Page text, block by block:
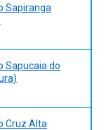
Sapiranga
Sapucaia do
Cruz Alta